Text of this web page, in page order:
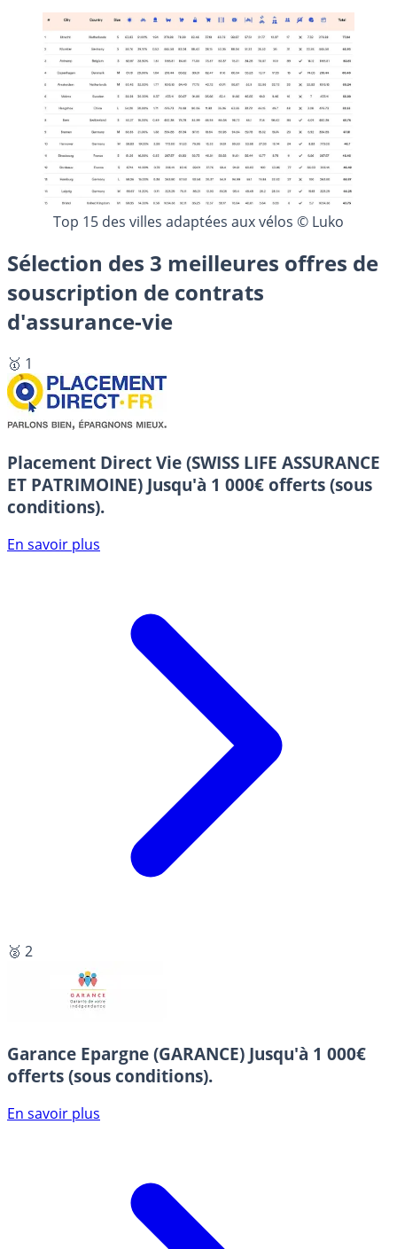
Top 15 des villes adaptées aux vélos © Luko
Sélection des 3 meilleures offres de
souscription de contrats
d'assurance-vie
🥇 1
Placement Direct Vie (SWISS LIFE ASSURANCE
ET PATRIMOINE) Jusqu'à 1 000€ offerts (sous
conditions).
En savoir plus
🥈 2
Garance Epargne (GARANCE) Jusqu'à 1 000€
offerts (sous conditions).
En savoir plus